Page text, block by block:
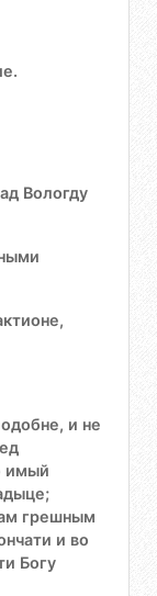
Вологду
и не
имый
грешным
и во
Богу